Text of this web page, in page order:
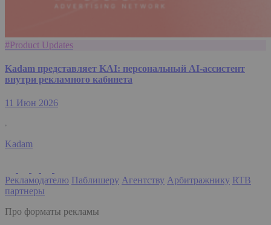
#Product Updates
Kadam представляет KAI: персональный AI-ассистент
внутри рекламного кабинета
11 Июн 2026
Kadam
Рекламодателю Паблишеру Агентству Арбитражнику RTB
партнеры
Про форматы рекламы